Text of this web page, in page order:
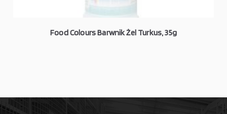
Food Colours Barwnik Żel Turkus, 35g